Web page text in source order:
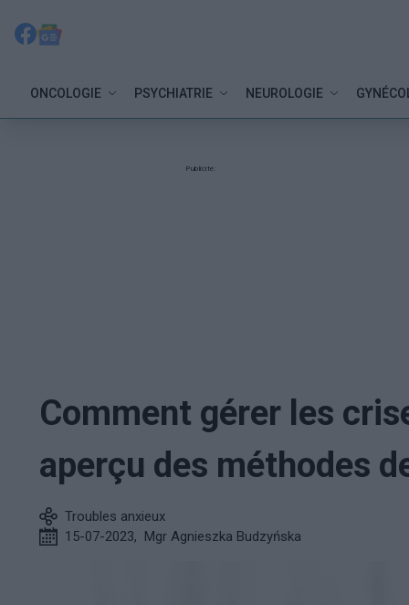
ONCOLOGIE PSYCHIATRIE NEUROLOGIE
Publicité:
Comment gérer les
aperçu des méthodes
Troubles anxieux
15-07-2023, Mgr Agnieszka Budzyńska